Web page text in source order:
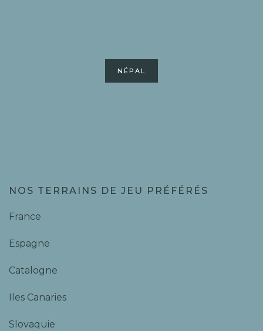
NÉPAL
NOS TERRAINS DE JEU PRÉFÉRÉS
France
Espagne
Catalogne
Iles Canaries
Slovaquie